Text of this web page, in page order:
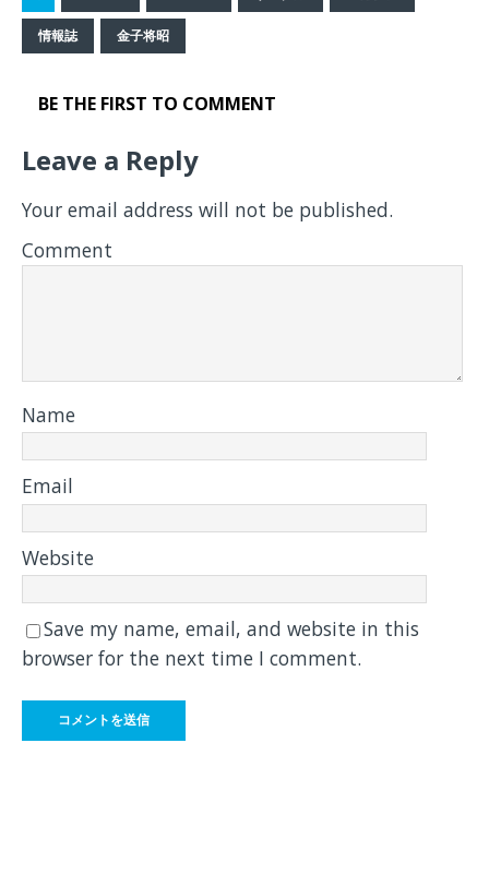
情報誌 金子将昭
BE THE FIRST TO COMMENT
Leave a Reply
Your email address will not be published.
Comment
Name
Email
Website
Save my name, email, and website in this
browser for the next time I comment.